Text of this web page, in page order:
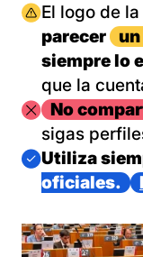
Imagen
El logo de
parecer
siempre lo
que la
Imagen
No
sigas
Imagen
Utiliza
oficiales.